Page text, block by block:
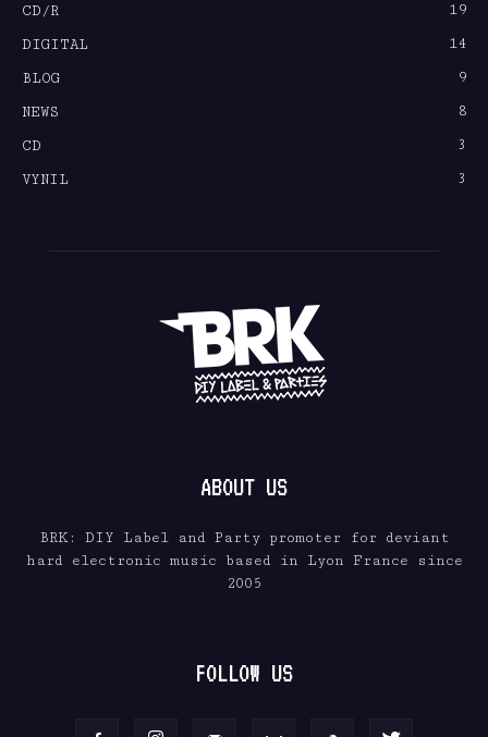
CD/R
19
DIGITAL
14
BLOG
9
NEWS
8
CD
3
VYNIL
3
ABOUT US
BRK: DIY Label and Party promoter for deviant
hard electronic music based in Lyon France since
2005
FOLLOW US